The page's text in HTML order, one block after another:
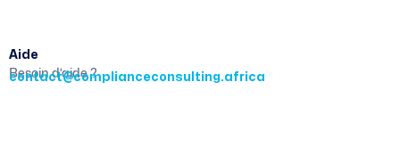
Aide
Besoin d’aide ?
contact@complianceconsulting.africa